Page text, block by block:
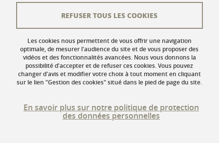
Mentions légales
Données personnelles
Gestion des cookies
Accessibilité : non conforme
Les cookies nous permettent de vous offrir une navigation
optimale, de mesurer l'audience du site et de vous proposer des
vidéos et des fonctionnalités avancées. Nous vous donnons la
possibilité d'accepter et de refuser ces cookies. Vous pouvez
changer d'avis et modifier votre choix à tout moment en cliquant
sur le lien "Gestion des cookies" situé dans le pied de page du site.
En savoir plus sur notre politique de protection
des données personnelles
REFUSER TOUS LES COOKIES